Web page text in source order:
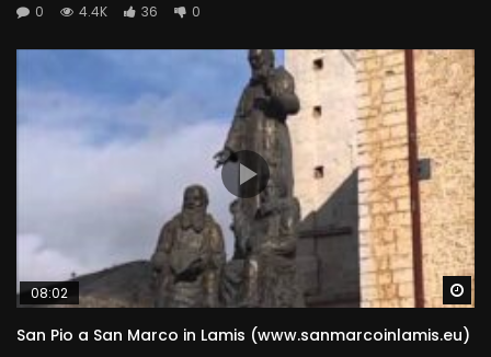
0
4.4K 36 0
08:02
San Pio a San Marco in Lamis (www.sanmarcoinlamis.eu)